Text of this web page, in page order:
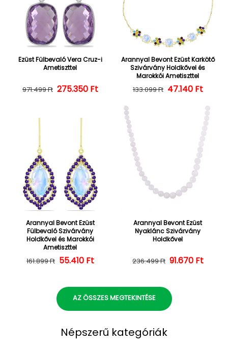
Ezüst Fülbevaló Vera Cruz-i
Ametiszttel
Normál ár
971.499 Ft Kedvezményes ár
275.350 Ft
Arannyal Bevont Ezüst Karkötő
Szivárvány Holdkővel és
Marokkói Ametiszttel
Normál ár
133.099 Ft 47.140 Ft
Arannyal Bevont Ezüst
Fülbevaló Szivárvány
Holdkővel és Marokkói
Ametiszttel
Normál ár
161.899 Ft Kedvezményes ár
55.410 Ft
Arannyal Bevont Ezüst
Nyaklánc Szivárvány
Holdkővel
Normál ár
236.499 Ft 91.670 Ft
AZ ÖSSZES MEGTEKINTÉSE
Népszerű kategóriák